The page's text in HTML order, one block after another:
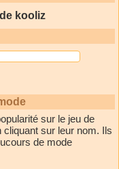
kooliz
sur le jeu de
sur leur nom. Ils
de mode